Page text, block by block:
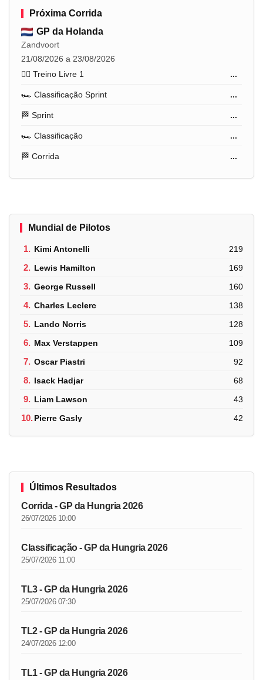
Próxima Corrida
GP da Holanda
Zandvoort
21/08/2026 a 23/08/2026
🏋️‍♂️ Treino Livre 1
...
🏎️ Classificação Sprint ...
🏁 Sprint ...
🏎️ Classificação ...
🏁 Corrida ...
Mundial de Pilotos
1. Kimi Antonelli 219
2. Lewis Hamilton 169
3. George Russell 160
4. Charles Leclerc 138
5. Lando Norris 128
6. Max Verstappen 109
7. Oscar Piastri 92
8. Isack Hadjar 68
9. Liam Lawson 43
10.Pierre Gasly 42
Últimos Resultados
Corrida - GP da Hungria 2026
26/07/2026 10:00
Classificação - GP da Hungria 2026
25/07/2026 11:00
TL3 - GP da Hungria 2026
25/07/2026 07:30
TL2 - GP da Hungria 2026
24/07/2026 12:00
TL1 - GP da Hungria 2026